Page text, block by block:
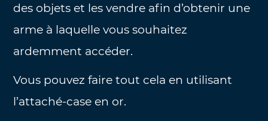
des objets et les vendre afin d’obtenir une
arme à laquelle vous souhaitez
ardemment accéder.
Vous pouvez faire tout cela en utilisant
l’attaché-case en or.